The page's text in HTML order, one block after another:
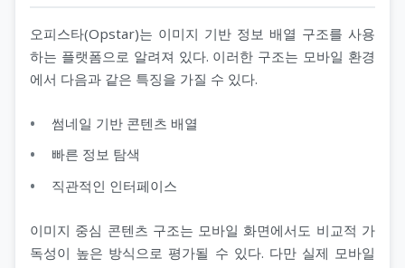
오피스타(Opstar)는 이미지 기반 정보 배열 구조를 사용
하는 플랫폼으로 알려져 있다. 이러한 구조는 모바일 환경
에서 다음과 같은 특징을 가질 수 있다.
썸네일 기반 콘텐츠 배열
빠른 정보 탐색
직관적인 인터페이스
이미지 중심 콘텐츠 구조는 모바일 화면에서도 비교적 가
독성이 높은 방식으로 평가될 수 있다. 다만 실제 모바일